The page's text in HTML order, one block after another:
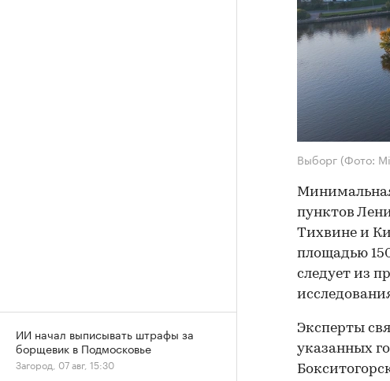
Выборг (Фото:
пунктов
Тихвине и
площадью
следует из
Эксперты
указанных
ИИ начал выписывать штрафы за
борщевик в Подмосковье
Загород, 07 авг, 15:30